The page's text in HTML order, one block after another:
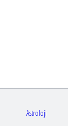
Astroloji